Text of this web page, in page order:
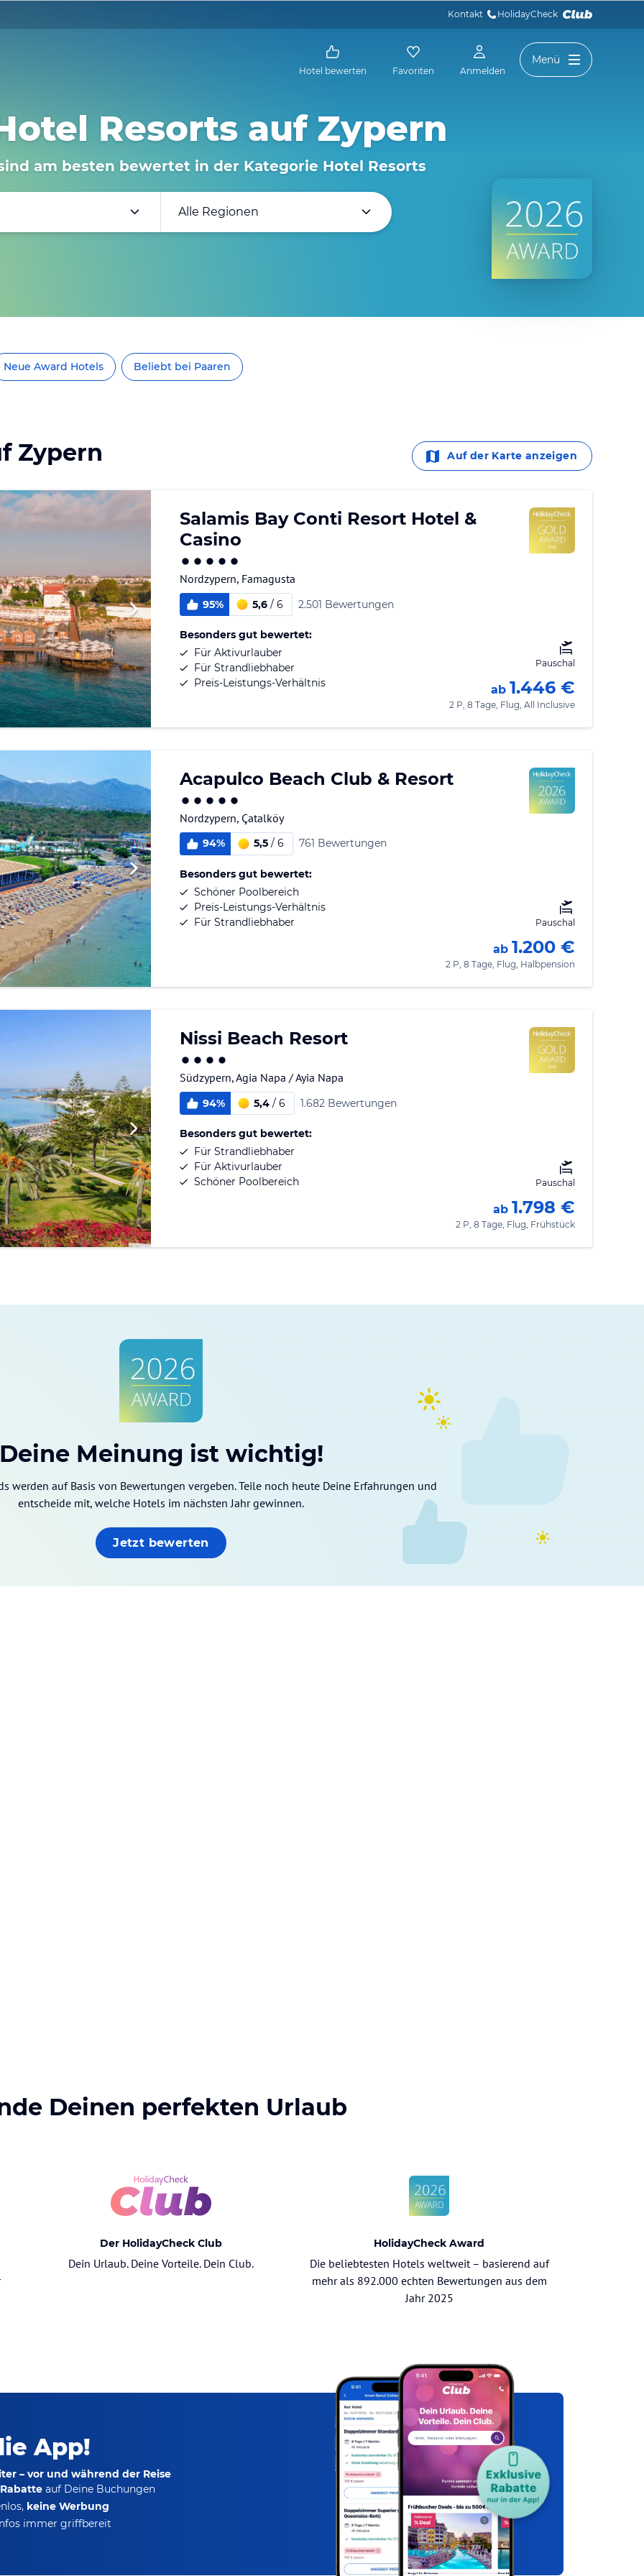
Kontakt HolidayCheck
Hotel bewerten Favoriten Anmelden
Menü
Resorts auf Zypern
am besten bewertet in der Kategorie Hotel Resorts
Alle Regionen
Neue Award Hotels Beliebt bei Paaren
Zypern Auf der Karte anzeigen
Salamis Bay Conti Resort Hotel &
Casino
Nordzypern, Famagusta
95% 5,6 / 6 2.501 Bewertungen
Besonders gut bewertet:
Für Aktivurlauber
Für Strandliebhaber
Preis-Leistungs-Verhältnis
Pauschal
ab 1.446 €
2 P, 8 Tage, Flug, All Inclusive
Acapulco Beach Club & Resort
Nordzypern, Çatalköy
94% 5,5 / 6 761 Bewertungen
Besonders gut bewertet:
Schöner Poolbereich
Preis-Leistungs-Verhältnis
Für Strandliebhaber
Pauschal
ab 1.200 €
2 P, 8 Tage, Flug, Halbpension
Nissi Beach Resort
Südzypern,Agia Napa / Ayia Napa
94% 5,4 / 6 1.682 Bewertungen
Besonders gut bewertet:
Für Strandliebhaber
Für Aktivurlauber
Schöner Poolbereich
Pauschal
ab 1.798 €
2 P, 8 Tage, Flug, Frühstück
Meinung ist wichtig!
werden auf Basis von Bewertungen vergeben. Teile noch heute Deine Erfahrungen und
entscheide mit, welche Hotels im nächsten Jahr gewinnen.
Jetzt bewerten
Deinen perfekten Urlaub
Der HolidayCheck Club
Dein Urlaub. Deine Vorteile. Dein Club.
HolidayCheck Award
Die beliebtesten Hotels weltweit – basierend auf
mehr als 892.000 echten Bewertungen aus dem
Jahr 2025
App!
– vor und während der Reise
auf Deine Buchungen
keine Werbung
immer griffbereit